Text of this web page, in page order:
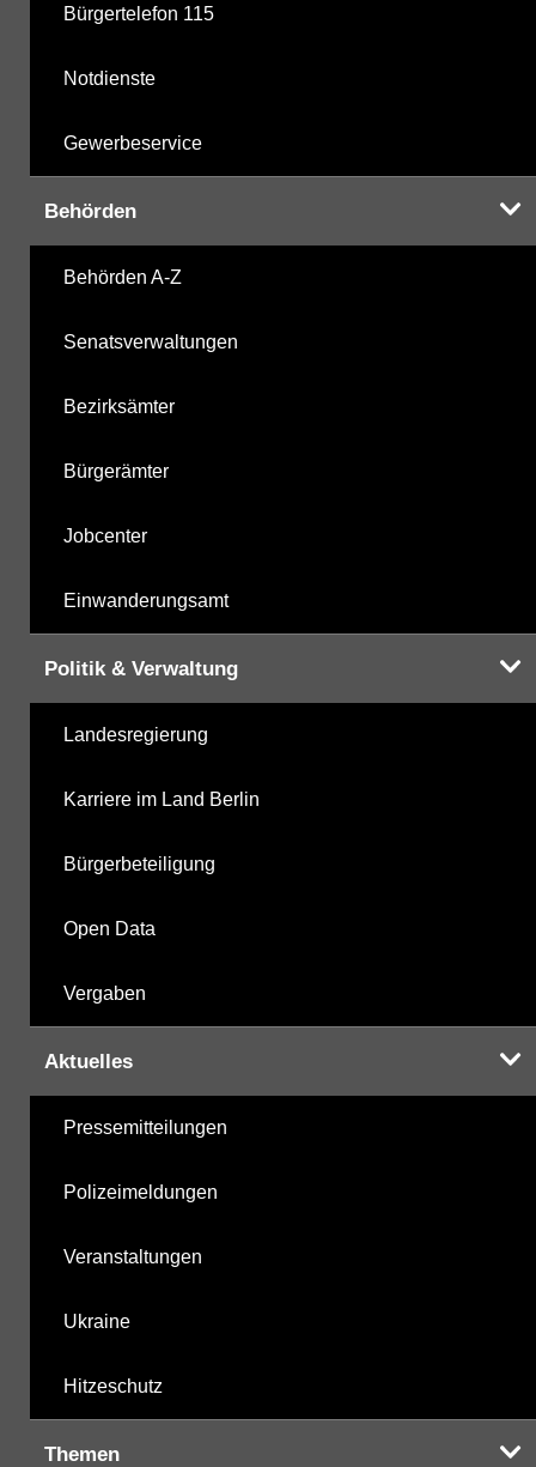
Bürgertelefon 115
Notdienste
Gewerbeservice
Behörden
Behörden A-Z
Senatsverwaltungen
Bezirksämter
Bürgerämter
Jobcenter
Einwanderungsamt
Politik & Verwaltung
Landesregierung
Karriere im Land Berlin
Bürgerbeteiligung
Open Data
Vergaben
Aktuelles
Pressemitteilungen
Polizeimeldungen
Veranstaltungen
Ukraine
Hitzeschutz
Themen